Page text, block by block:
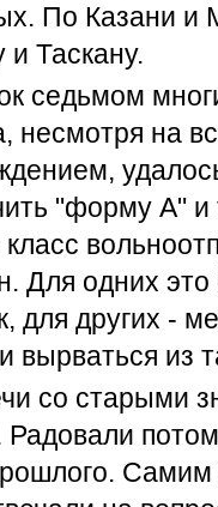
По Казани и
и Таскану.
седьмом
несмотря на
"форму А" и
класс
Для одних
для других -
вырваться из
со старыми
Радовали
Самим